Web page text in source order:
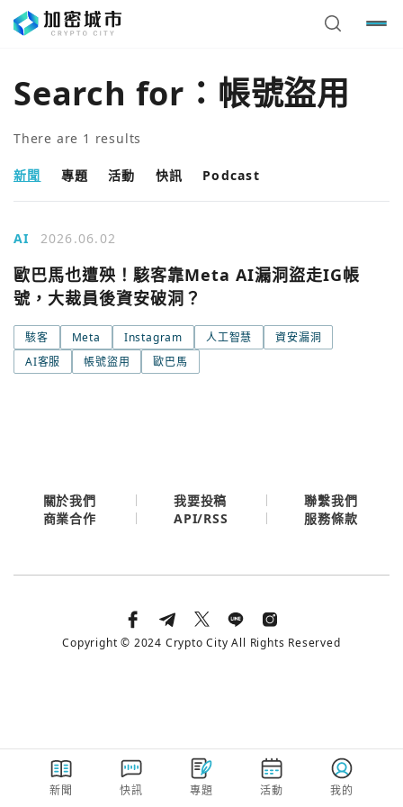
Search for： 帳號盜用
There are 1 results
新聞 專題 活動 快訊 Podcast
AI 2026.06.02
歐巴馬也遭殃！駭客靠Meta AI漏洞盜走IG帳
號，大裁員後資安破洞？
駭客 Meta Instagram 人工智慧
資安漏洞
AI客服
帳號盜用 歐巴馬
使用以下帳號繼續
城市
新聞 快訊 專題 活動 我的
關於我們 我要投稿
聯繫我們
商業合作
API/RSS 服務條款
Copyright © 2024 Crypto City All Rights Reserved